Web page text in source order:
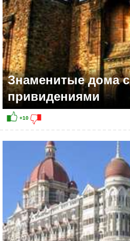
Знаменитые дома с
привидениями